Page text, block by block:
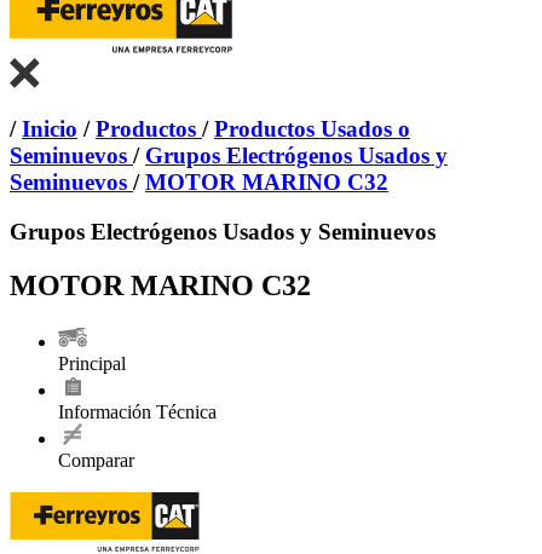
/Inicio /Productos /Productos Usados o
Seminuevos / Grupos Electrógenos Usados y
Seminuevos /MOTOR MARINO C32
Grupos Electrógenos Usados y Seminuevos
MOTOR MARINO C32
Principal
Información Técnica
Comparar